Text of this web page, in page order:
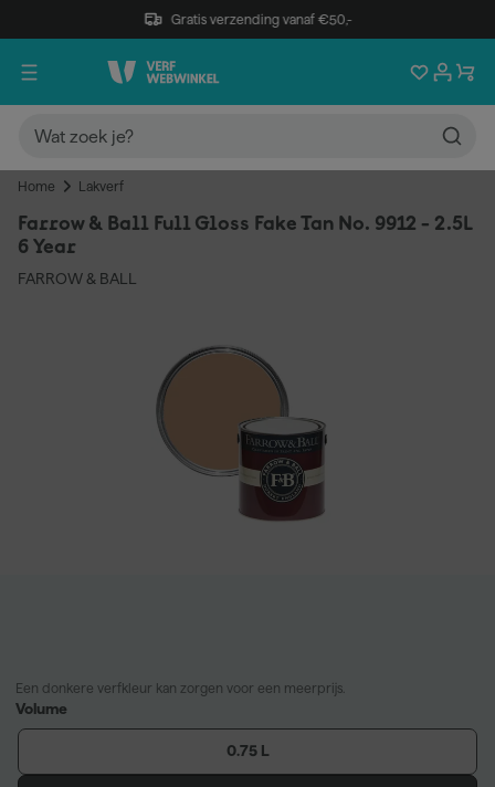
Gratis verzending vanaf €50,-
Home Lakverf
Farrow & Ball Full Gloss Fake Tan No. 9912 - 2.5L
6 Year
FARROW & BALL
Een donkere verfkleur kan zorgen voor een meerprijs.
Volume
0.75 L